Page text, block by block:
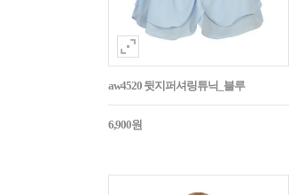
aw4520 뒷지퍼셔링튜닉_블루
6,900원